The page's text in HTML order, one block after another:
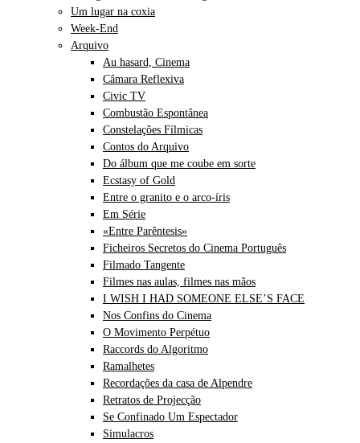
Um lugar na coxia
Week-End
Arquivo
Au hasard, Cinema
Câmara Reflexiva
Civic TV
Combustão Espontânea
Constelações Fílmicas
Contos do Arquivo
Do álbum que me coube em sorte
Ecstasy of Gold
Entre o granito e o arco-íris
Em Série
«Entre Parêntesis»
Ficheiros Secretos do Cinema Português
Filmado Tangente
Filmes nas aulas, filmes nas mãos
I WISH I HAD SOMEONE ELSE’S FACE
Nos Confins do Cinema
O Movimento Perpétuo
Raccords do Algoritmo
Ramalhetes
Recordações da casa de Alpendre
Retratos de Projecção
Se Confinado Um Espectador
Simulacros